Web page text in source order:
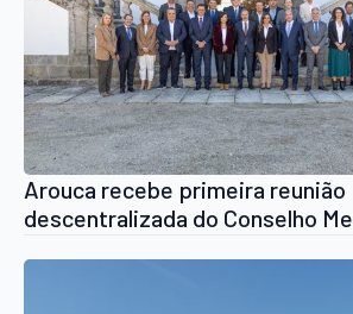
Arouca recebe primeira reunião
descentralizada do Conselho